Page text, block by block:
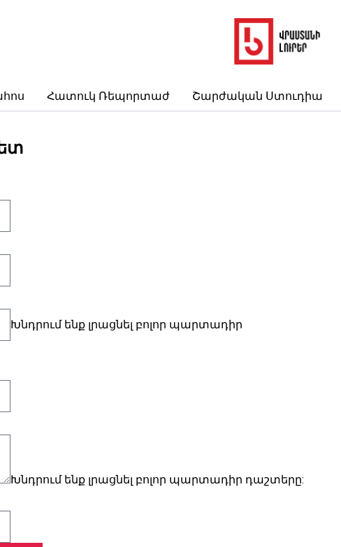
Հատուկ Ռեպորտաժ Շարժական Ստուդիա
Խնդրում ենք լրացնել բոլոր պարտադիր
Խնդրում ենք լրացնել բոլոր պարտադիր դաշտերը: